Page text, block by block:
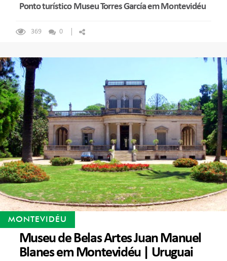
Ponto turístico Museu Torres García em Montevidéu
369 0
MONTEVIDÉU
Museu de Belas Artes Juan Manuel
Blanes em Montevidéu | Uruguai